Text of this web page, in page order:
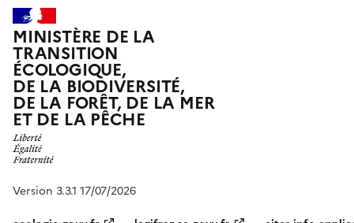
MINISTÈRE DE LA
TRANSITION
ÉCOLOGIQUE,
DE LA BIODIVERSITÉ,
DE LA FORÊT, DE LA MER
ET DE LA PÊCHE
Version 3.3.1 17/07/2026